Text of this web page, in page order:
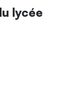
lycée